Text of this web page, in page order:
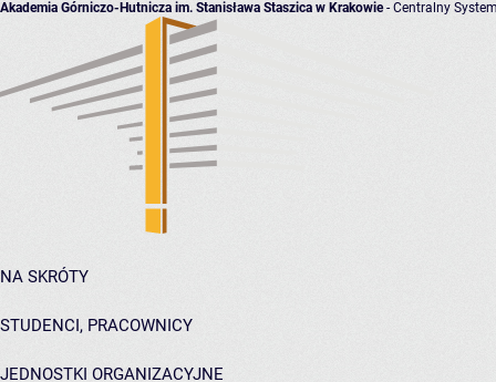
Akademia Górniczo-Hutnicza im. Stanisława Staszica w Krakowie- Centralny
NA SKRÓTY
STUDENCI, PRACOWNICY
JEDNOSTKI ORGANIZACYJNE